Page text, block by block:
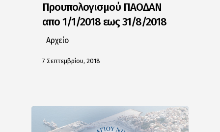
Προυπολογισμού ΠΑΟΔΑΝ
απο 1/1/2018 εως 31/8/2018
Αρχείο
7 Σεπτεμβρίου, 2018